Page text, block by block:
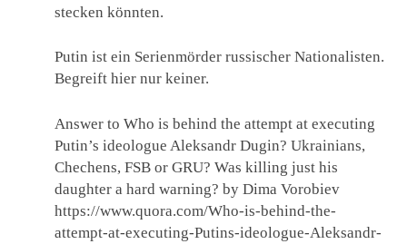
stecken könnten.
Putin ist ein Serienmörder russischer Nationalisten.
Begreift hier nur keiner.
Answer to Who is behind the attempt at executing
Putin’s ideologue Aleksandr Dugin? Ukrainians,
Chechens, FSB or GRU? Was killing just his
daughter a hard warning? by Dima Vorobiev
https://www.quora.com/Who-is-behind-the-
attempt-at-executing-Putins-ideologue-Aleksandr-